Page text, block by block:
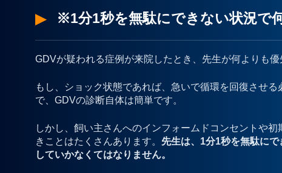
※1分1秒を無駄にできない状況で
GDVが疑われる症例が来院したとき、先生が何よりも
もし、ショック状態であれば、急いで循環を回復させ
で、GDVの診断自体は簡単です。
しかし、飼い主さんへのインフォームドコンセントや
きことはたくさんあります。 先生は、1分1秒を無駄に
していかなくてはなりません。